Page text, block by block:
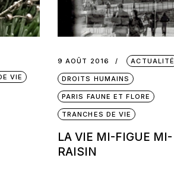
VIE
9 AOÛT 2016 ACTUALITÉ
DROITS HUMAINS
PARIS FAUNE ET FLORE
TRANCHES DE VIE
LA VIE MI-FIGUE MI-
RAISIN